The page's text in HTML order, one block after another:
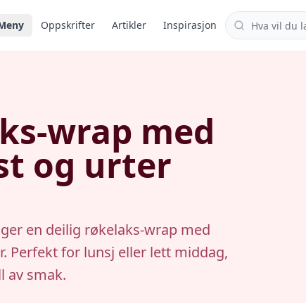
Oppskrifter Artikler Inspirasjon Søk i oppskrifter
wrap med
og urter
en deilig røkelaks-wrap med
Perfekt for lunsj eller lett middag,
av smak.